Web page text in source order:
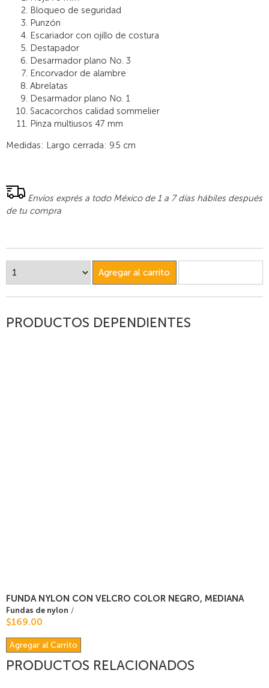
Bloqueo de seguridad
Punzón
Escariador con ojillo de costura
Destapador
Desarmador plano No. 3
Encorvador de alambre
Abrelatas
Desarmador plano No. 1
Sacacorchos calidad sommelier
Pinza multiusos 47 mm
Medidas: Largo cerrada: 9.5 cm
Envíos exprés a todo México de 1 a 7 días hábiles después
de tu compra
Agregar al carrito
PRODUCTOS DEPENDIENTES
FUNDA NYLON CON VELCRO COLOR NEGRO, MEDIANA
Fundas de nylon /
$169.00
Agregar al Carrito
PRODUCTOS RELACIONADOS